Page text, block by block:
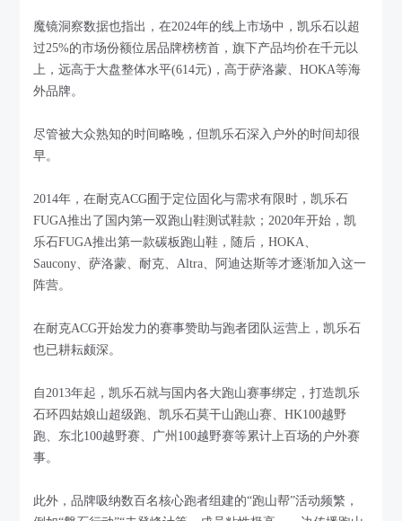
魔镜洞察数据也指出，在2024年的线上市场中，凯乐石以超
过25%的市场份额位居品牌榜榜首，旗下产品均价在千元以
上，远高于大盘整体水平(614元)，高于萨洛蒙、HOKA等海
外品牌。
尽管被大众熟知的时间略晚，但凯乐石深入户外的时间却很
早。
2014年，在耐克ACG囿于定位固化与需求有限时，凯乐石
FUGA推出了国内第一双跑山鞋测试鞋款；2020年开始，凯
乐石FUGA推出第一款碳板跑山鞋，随后，HOKA、
Saucony、萨洛蒙、耐克、Altra、阿迪达斯等才逐渐加入这一
阵营。
在耐克ACG开始发力的赛事赞助与跑者团队运营上，凯乐石
也已耕耘颇深。
自2013年起，凯乐石就与国内各大跑山赛事绑定，打造凯乐
石环四姑娘山超级跑、凯乐石莫干山跑山赛、HK100越野
跑、东北100越野赛、广州100越野赛等累计上百场的户外赛
事。
此外，品牌吸纳数百名核心跑者组建的“跑山帮”活动频繁，